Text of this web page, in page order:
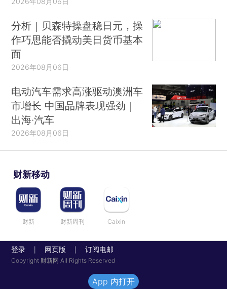
分析｜贝森特操盘稳日元，操
作巧思能否撬动美日货币基本
面
2026年08月06日
电动汽车需求高涨驱动澳洲车
市增长 中国品牌表现强劲｜
出海·汽车
2026年08月06日
财新移动
财新 财新周刊 Caixin
登录 网页版 订阅电邮
Copyright 财新网 All Rights Reserved
App 内打开